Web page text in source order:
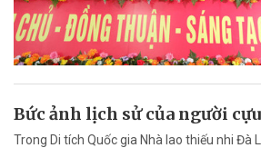
Bức ảnh lịch sử của người
Trong Di tích Quốc gia Nhà lao thiếu nhi Đà